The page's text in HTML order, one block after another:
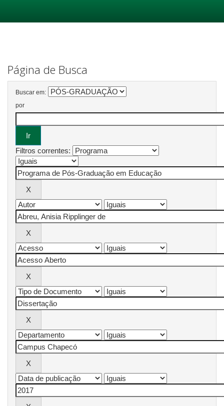
Página de Busca
Buscar em:
por
Filtros correntes: